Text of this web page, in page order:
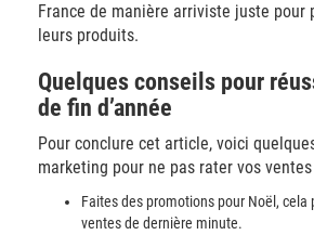
France de manière arriviste juste pour
leurs produits.
Quelques conseils pour
de fin d’année
Pour conclure cet article, voici
marketing pour ne pas rater vos ventes
Faites des promotions pour Noël,
ventes de dernière minute.